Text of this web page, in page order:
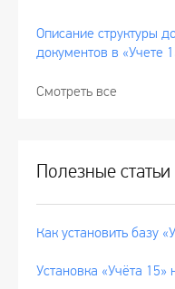
Описание структуры
документов в «Учете
Смотреть все
Полезные статьи
Как установить базу
Установка «Учёта